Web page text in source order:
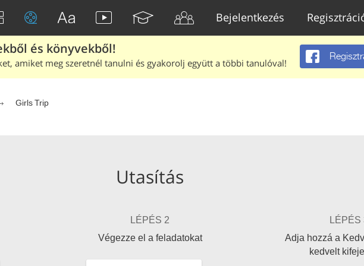
Bejelentkezés
és könyvekből!
amiket meg szeretnél tanulni és gyakorolj együtt a többi tanulóval!
Girls Trip
Utasítás
LÉPÉS 2
Végezze el a feladatokat
LÉPÉS
Adja hozzá a
kedvelt